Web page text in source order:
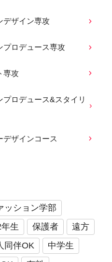
デザイン専攻
プロデュース専攻
専攻
ロデュース&スタイリ
デザインコース
ッション学部
生 保護者
遠方
同伴OK
中学生